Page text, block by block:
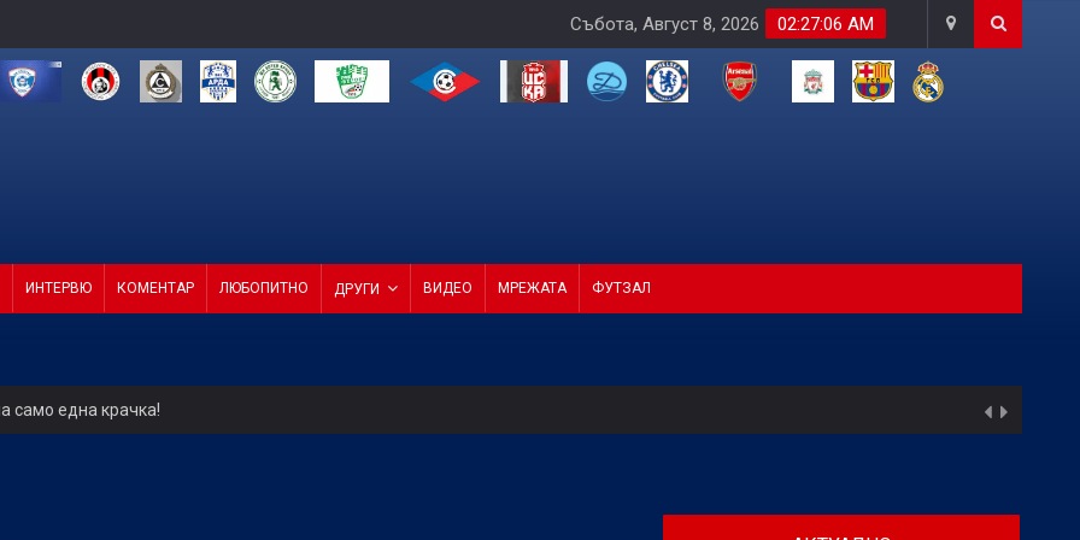
02:27:08 AM
Събота, Август 8, 2026
ИНТЕРВЮ КОМЕНТАР ЛЮБОПИТНО ДРУГИ ВИДЕО МРЕЖАТА ФУТЗАЛ
само една крачка!
от 4 в efbet Лига (ВИДЕО)